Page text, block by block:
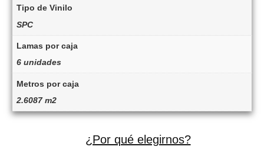
Tipo de Vinilo
SPC
Lamas por caja
6 unidades
Metros por caja
2.6087 m2
¿Por qué elegirnos?